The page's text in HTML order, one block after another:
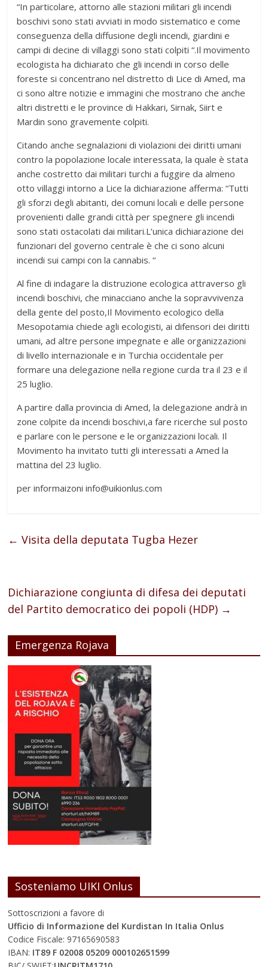
“In particolare, attorno alle stazioni militari gli incendi
boschivi sono stati avviati in modo sistematico e come
conseguenza della diffusione degli incendi, giardini e
campi di decine di villaggi sono stati colpiti “.Il movimento
ecologista ha dichiarato che gli incendi in corso delle
foreste si concentrano nel distretto di Lice di Amed, ma
ci sono altre notizie e immagini che mostrano che anche
altri distretti e le province di Hakkari, Sirnak, Siirt e
Mardin sono gravemente colpiti.
Citando anche segnalazioni di violazioni dei diritti umani
contro la popolazione locale interessata, la quale è stata
anche costretto dai militari turchi a fuggire da almeno
otto villaggi intorno a Lice la dichiarazione afferma: “Tutti
gli sforzi degli abitanti, dei comuni locali e delle persone
provenienti dalle grandi città per spegnere gli incendi
sono stati ostacolati dai militari.L’unica dichiarazione dei
funzionari del governo centrale è che ci sono alcuni
incendi sui campi con la cannabis. “
Al fine di indagare la distruzione ecologica attraverso gli
incendi boschivi, che minacciano anche la sopravvivenza
della gente del posto,Il Movimento ecologico della
Mesopotamia chiede agli ecologisti, ai difensori dei diritti
umani, ad altre persone impegnate e alle organizzazioni
di livello internazionale e in Turchia occidentale per
formare una delegazione nella regione curda tra il 23 e il
25 luglio.
A partire dalla provincia di Amed, la delegazione andrà in
zone colpite da incendi boschivi,a fare ricerche sul posto
e parlare con le persone e le organizzazioni locali. Il
Movimento ha invitato tutti gli interessati a Amed la
mattina del 23 luglio.
per informaizoni info@uikionlus.com
← Visita della deputata Tugba Hezer
Dichiarazione congiunta di difesa dei deputati
del Partito democratico dei popoli (HDP) →
Emergenza Rojava
Sosteniamo UIKI Onlus
Sottoscrizioni a favore di
Ufficio di Informazione del Kurdistan In Italia Onlus
Codice Fiscale: 97165690583
IBAN: IT89 F 02008 05209 000102651599